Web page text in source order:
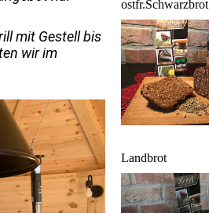
mit Gestell bis
wir im
ostfr.Schwarzbrot
Landbrot